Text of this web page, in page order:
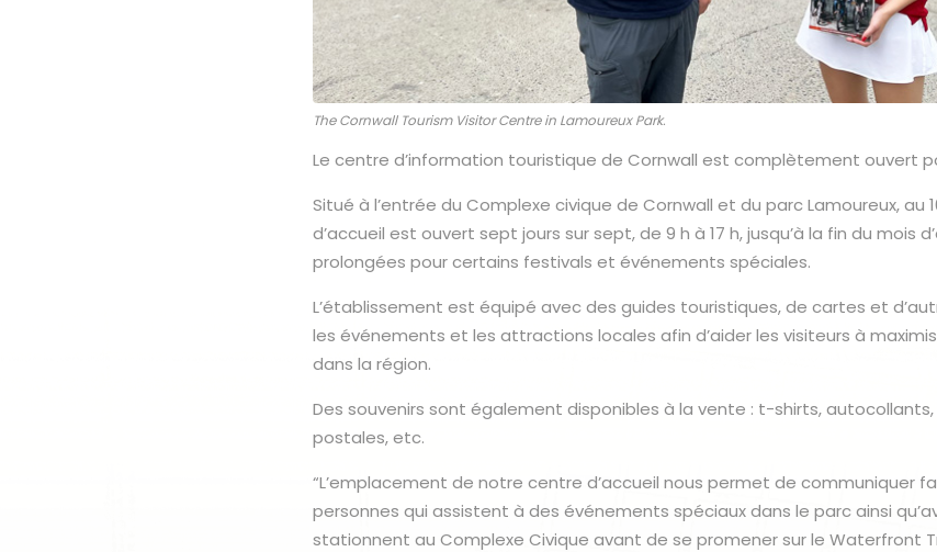
The Cornwall Tourism Visitor Centre in Lamoureux Park.
Le centre d’information touristique de Cornwall est complètement ouvert
Situé à l’entrée du Complexe civique de Cornwall et du parc Lamoureux, au
d’accueil est ouvert sept jours sur sept, de 9 h à 17 h, jusqu’à la fin du mois
prolongées pour certains festivals et événements spéciales.
L’établissement est équipé avec des guides touristiques, de cartes et
les événements et les attractions locales afin d’aider les visiteurs à
dans la région.
Des souvenirs sont également disponibles à la vente : t-shirts,
postales, etc.
“L’emplacement de notre centre d’accueil nous permet de communiquer
personnes qui assistent à des événements spéciaux dans le parc ainsi
stationnent au Complexe Civique avant de se promener sur le Waterfront